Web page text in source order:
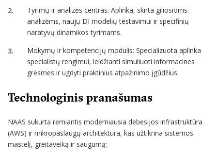
Tyrimų ir analizės centras: Aplinka, skirta giliosioms
analizėms, naujų DI modelių testavimui ir specifinių
naratyvų dinamikos tyrimams.
Mokymų ir kompetencijų modulis: Specializuota aplinka
specialistų rengimui, leidžianti simuliuoti informacines
grėsmes ir ugdyti praktinius atpažinimo įgūdžius.
Technologinis pranašumas
NAAS sukurta remiantis moderniausia debesijos infrastruktūra
(AWS) ir mikropaslaugų architektūra, kas užtikrina sistemos
mastelį, greitaveiką ir saugumą: